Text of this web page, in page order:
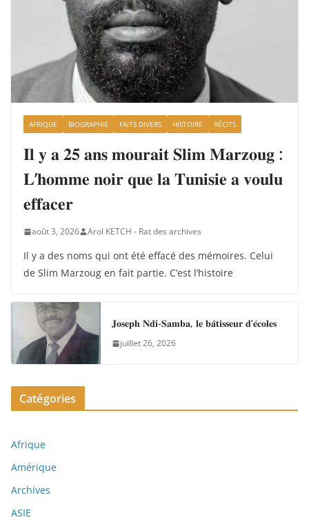
AFRIQUE BIOGRAPHIE FAITS DIVERS HISTOIRE RÉCITS
𝐈𝐥 𝐲 𝐚 𝟐𝟓 𝐚𝐧𝐬 𝐦𝐨𝐮𝐫𝐚𝐢𝐭 𝐒𝐥𝐢𝐦 𝐌𝐚𝐫𝐳𝐨𝐮𝐠 :
𝐋’𝐡𝐨𝐦𝐦𝐞 𝐧𝐨𝐢𝐫 𝐪𝐮𝐞 𝐥𝐚 𝐓𝐮𝐧𝐢𝐬𝐢𝐞 𝐚 𝐯𝐨𝐮𝐥𝐮
𝐞𝐟𝐟𝐚𝐜𝐞𝐫
août 3, 2026 Arol KETCH - Rat des archives
Il y a des noms qui ont été effacé des mémoires. Celui
de Slim Marzoug en fait partie. C’est l’histoire
𝐉𝐨𝐬𝐞𝐩𝐡 𝐍𝐝𝐢-𝐒𝐚𝐦𝐛𝐚, 𝐥𝐞 𝐛𝐚̂𝐭𝐢𝐬𝐬𝐞𝐮𝐫 𝐝’𝐞́𝐜𝐨𝐥𝐞𝐬
juillet 26, 2026
Catégories
Afrique
Amérique
Archives
ASIE